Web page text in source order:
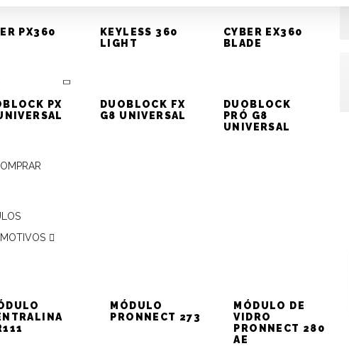
PX360
KEYLESS 360
LIGHT
CYBER EX360
BLADE
PX
DUOBLOCK FX
G8 UNIVERSAL
DUOBLOCK
PRÓ G8
UNIVERSAL
MÓDULO
PRONNECT 273
MÓDULO DE
VIDRO
PRONNECT 280
AE
480AE – COBALT